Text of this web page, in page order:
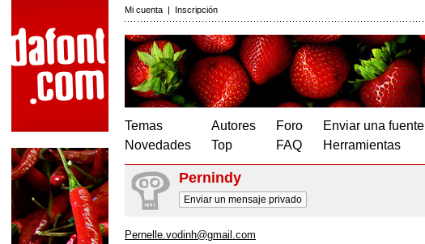
Mi cuenta | Inscripción
Temas
Novedades
Autores
Top
Foro
FAQ
Enviar una fuente
Herramientas
Pernindy
Enviar un mensaje privado
Pernelle.vodinh@gmail.com